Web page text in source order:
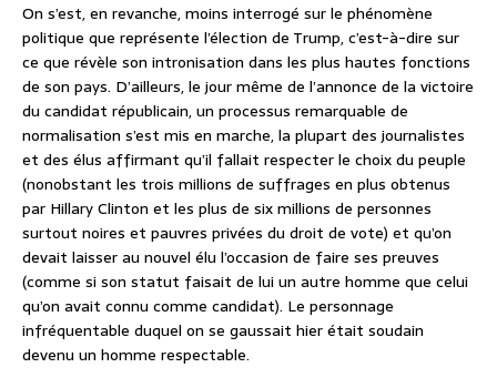
On s’est, en revanche, moins interrogé sur le phénomène
politique que représente l’élection de Trump, c’est-à-dire sur
ce que révèle son intronisation dans les plus hautes fonctions
de son pays. D’ailleurs, le jour même de l’annonce de la victoire
du candidat républicain, un processus remarquable de
normalisation s’est mis en marche, la plupart des journalistes
et des élus affirmant qu’il fallait respecter le choix du peuple
(nonobstant les trois millions de suffrages en plus obtenus
par Hillary Clinton et les plus de six millions de personnes
surtout noires et pauvres privées du droit de vote) et qu’on
devait laisser au nouvel élu l’occasion de faire ses preuves
(comme si son statut faisait de lui un autre homme que celui
qu’on avait connu comme candidat). Le personnage
infréquentable duquel on se gaussait hier était soudain
devenu un homme respectable.